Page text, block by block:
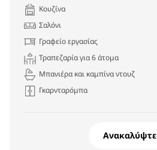
Κουζίνα
Σαλόνι
Γραφείο εργασίας
Τραπεζαρία για 6 άτομα
Μπανιέρα και καμπίνα ντουζ
Γκαρνταρόμπα
Ανακαλύψτε